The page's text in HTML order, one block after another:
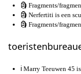
🗿 Fragments/
🗿 Nerfertiti is een
🗿 Fragments/
ℹ️ Marry Teeuwen 45